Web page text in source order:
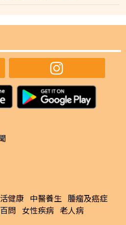
健康 中醫養生 腫瘤及癌症
問 女性疾病 老人病